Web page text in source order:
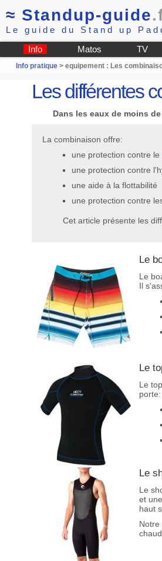
≈ Standup-guide
Le guide du Stand up
Info
Matos TV
Info pratique> equipement : Les
Les différentes
Dans les eaux de moins
La combinaison offre:
une protection contre le
une protection contre
une aide à la flottabilité
une protection contre
Cet article présente les
Le
Le
Il
Le
Le
porte:
Le
Le
et
haut